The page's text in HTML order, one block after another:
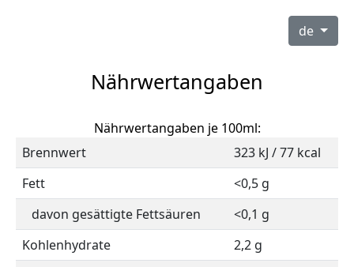
de
Nährwertangaben
Nährwertangaben je 100ml:
Brennwert
323 kJ / 77 kcal
Fett
<0,5 g
davon gesättigte Fettsäuren
<0,1 g
Kohlenhydrate
2,2 g